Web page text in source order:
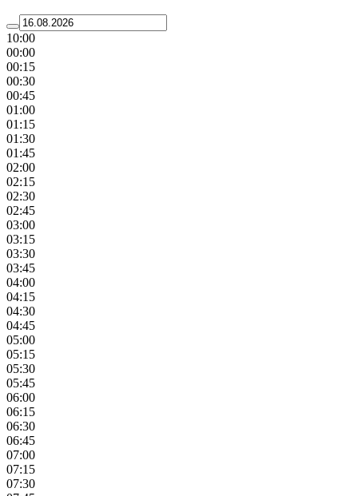
10:00
00:00
00:15
00:30
00:45
01:00
01:15
01:30
01:45
02:00
02:15
02:30
02:45
03:00
03:15
03:30
03:45
04:00
04:15
04:30
04:45
05:00
05:15
05:30
05:45
06:00
06:15
06:30
06:45
07:00
07:15
07:30